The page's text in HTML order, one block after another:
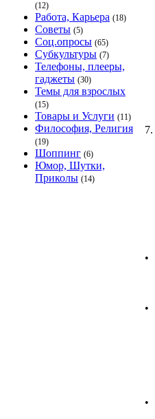
(12)
Работа, Карьера (18)
Советы (5)
Соц.опросы (65)
Субкультуры (7)
Телефоны, плееры,
гаджеты (30)
Темы для взрослых
(15)
Товары и Услуги (11)
Философия, Религия
(19)
Шоппинг (6)
Юмор, Шутки,
Приколы (14)
7.
•
•
•